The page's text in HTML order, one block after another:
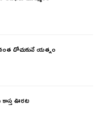
దోచుకునే యత్నం
కాస్త ఊరట